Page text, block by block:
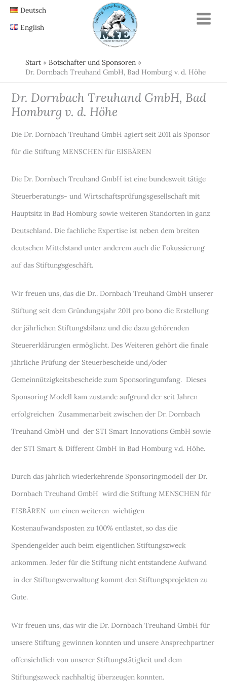
Zum
Inhalt
Deutsch
English
Start
Botschafter und Sponsoren
Dr. Dornbach Treuhand GmbH, Bad Homburg v. d. Höhe
Dr. Dornbach Treuhand GmbH, Bad
Homburg v. d. Höhe
Die Dr. Dornbach Treuhand GmbH agiert seit 2011 als Sponsor
für die Stiftung MENSCHEN für EISBÄREN
Die Dr. Dornbach Treuhand GmbH ist eine bundesweit tätige
Steuerberatungs- und Wirtschaftsprüfungsgesellschaft mit
Hauptsitz in Bad Homburg sowie weiteren Standorten in ganz
Deutschland. Die fachliche Expertise ist neben dem breiten
deutschen Mittelstand unter anderem auch die Fokussierung
auf das Stiftungsgeschäft.
Wir freuen uns, das die Dr.. Dornbach Treuhand GmbH unserer
Stiftung seit dem Gründungsjahr 2011 pro bono die Erstellung
der jährlichen Stiftungsbilanz und die dazu gehörenden
Steuererklärungen ermöglicht. Des Weiteren gehört die finale
jährliche Prüfung der Steuerbescheide und/oder
Gemeinnützigkeitsbescheide zum Sponsoringumfang. Dieses
Sponsoring Modell kam zustande aufgrund der seit Jahren
erfolgreichen Zusammenarbeit zwischen der Dr. Dornbach
Treuhand GmbH und der STI Smart Innovations GmbH sowie
der STI Smart & Different GmbH in Bad Homburg v.d. Höhe.
Durch das jährlich wiederkehrende Sponsoringmodell der Dr.
Dornbach Treuhand GmbH wird die Stiftung MENSCHEN für
EISBÄREN um einen weiteren wichtigen
Kostenaufwandsposten zu 100% entlastet, so das die
Spendengelder auch beim eigentlichen Stiftungszweck
ankommen. Jeder für die Stiftung nicht entstandene Aufwand
in der Stiftungsverwaltung kommt den Stiftungsprojekten zu
Gute.
Wir freuen uns, das wir die Dr. Dornbach Treuhand GmbH für
unsere Stiftung gewinnen konnten und unsere Ansprechpartner
offensichtlich von unserer Stiftungstätigkeit und dem
Stiftungszweck nachhaltig überzeugen konnten.